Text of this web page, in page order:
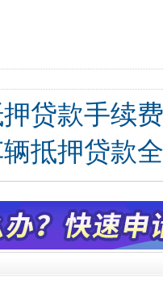
贷款手续
抵押贷款